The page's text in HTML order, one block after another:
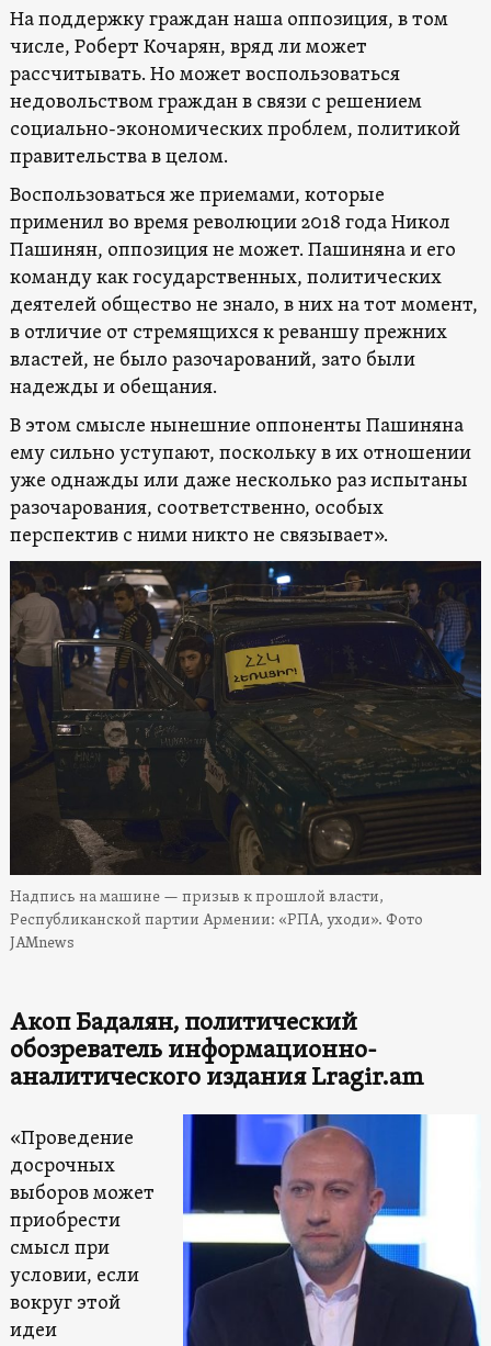
На поддержку граждан наша оппозиция, в том
числе, Роберт Кочарян, вряд ли может
рассчитывать. Но может воспользоваться
недовольством граждан в связи с решением
социально-экономических проблем, политикой
правительства в целом.
Воспользоваться же приемами, которые
применил во время революции 2018 года Никол
Пашинян, оппозиция не может. Пашиняна и его
команду как государственных, политических
деятелей общество не знало, в них на тот момент,
в отличие от стремящихся к реваншу прежних
властей, не было разочарований, зато были
надежды и обещания.
В этом смысле нынешние оппоненты Пашиняна
ему сильно уступают, поскольку в их отношении
уже однажды или даже несколько раз испытаны
разочарования, соответственно, особых
перспектив с ними никто не связывает».
Надпись на машине — призыв к прошлой власти,
Республиканской партии Армении: «РПА, уходи». Фото
JAMnews
Акоп Бадалян, политический
обозреватель информационно-
аналитического издания Lragir.am
«Проведение
досрочных
выборов может
приобрести
смысл при
условии, если
вокруг этой
идеи